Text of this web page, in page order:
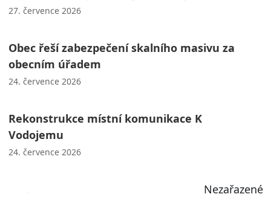
27. července 2026
Obec řeší zabezpečení skalního masivu za
obecním úřadem
24. července 2026
Rekonstrukce místní komunikace K
Vodojemu
24. července 2026
Nezařazené